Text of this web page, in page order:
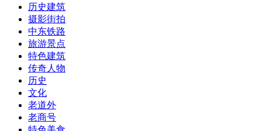
历史建筑
摄影街拍
中东铁路
旅游景点
特色建筑
传奇人物
历史
文化
老道外
老商号